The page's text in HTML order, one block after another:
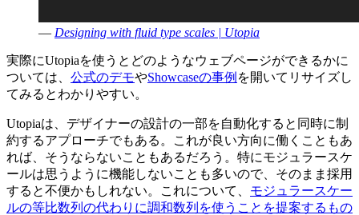
— Designing with fluid type scales | Utopia
実際にUtopiaを使うとどのようなウェブページができるかに
ついては、 公式のデモやShowcaseの事例 を開いてリサイズし
てみるとわかりやすい。
Utopiaは、デザイナーの設計の一部を自動化すると同時に制
約するアプローチでもある。これが良い方向に働くこともあ
れば、そうならないこともあるだろう。特にモジュラースケ
ールは思うように機能しないことも多いので、そのまま採用
すると不便かもしれない。これについて、 モジュラースケー
ルの等比数列の代わりに調和数列を使うことを提案するもの